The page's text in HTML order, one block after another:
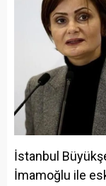
İstanbul
İmamoğlu ile